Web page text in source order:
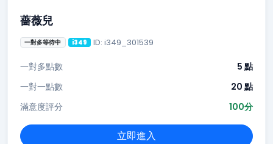
薔薇兒
一對多等待中 i349 ID: i349_301539
一對多點數
5 點
一對一點數
20 點
滿意度評分
100分
立即進入